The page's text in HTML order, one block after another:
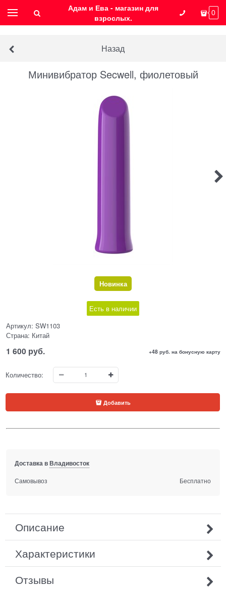
Адам и Ева - магазин для
взрослых.
0
Назад
Минивибратор Secwell, фиолетовый
Новинка
Есть в наличии
Артикул: SW1103
Страна: Китай
1 600 руб. +48 руб. на бонусную карту
Количество:
Добавить
Доставка вВладивосток
Самовывоз Бесплатно
Описание
Характеристики
Отзывы